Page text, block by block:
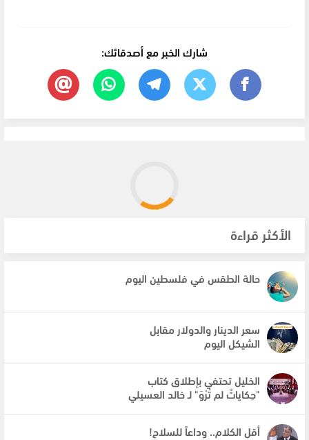
شارك الخبر مع أصدقائك:
الأكثر قراءة
حالة الطقس في فلسطين اليوم
سعر الدينار والدولار مقابل
الشيكل اليوم
الخليل تحتفي بإطلاق كتاب
"حِكاياتٌ لم تُرْوَ" لـ خالد العسيلي
أقل الكلام.. وداعاً للسلاح!